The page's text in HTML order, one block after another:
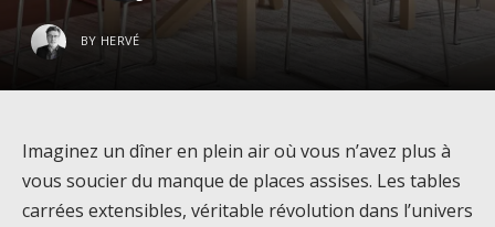
BY HERVÉ
Imaginez un dîner en plein air où vous n’avez plus à
vous soucier du manque de places assises. Les tables
carrées extensibles, véritable révolution dans l’univers